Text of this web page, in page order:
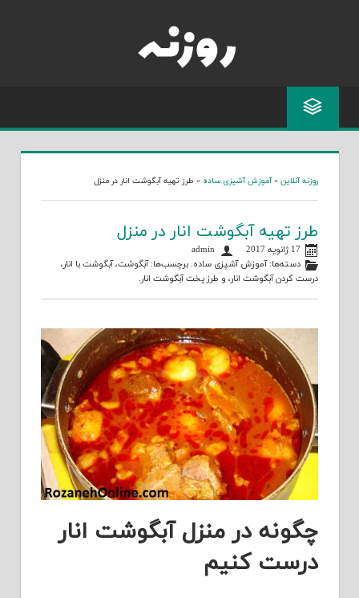
روزنه آنلاین »آموزش آشپزی ساده » طرز تهیه آبگوشت انار در منزل
طرز تهیه آبگوشت انار در منزل
17 ژانویه 2017
دسته‌ها:آموزش آشپزی ساده. برچسب‌ها:آبگوشت،آبگوشت با انار،
درست کردن آبگوشت انار، و طرز پخت آبگوشت انار.
چگونه در منزل آبگوشت انار
درست کنیم